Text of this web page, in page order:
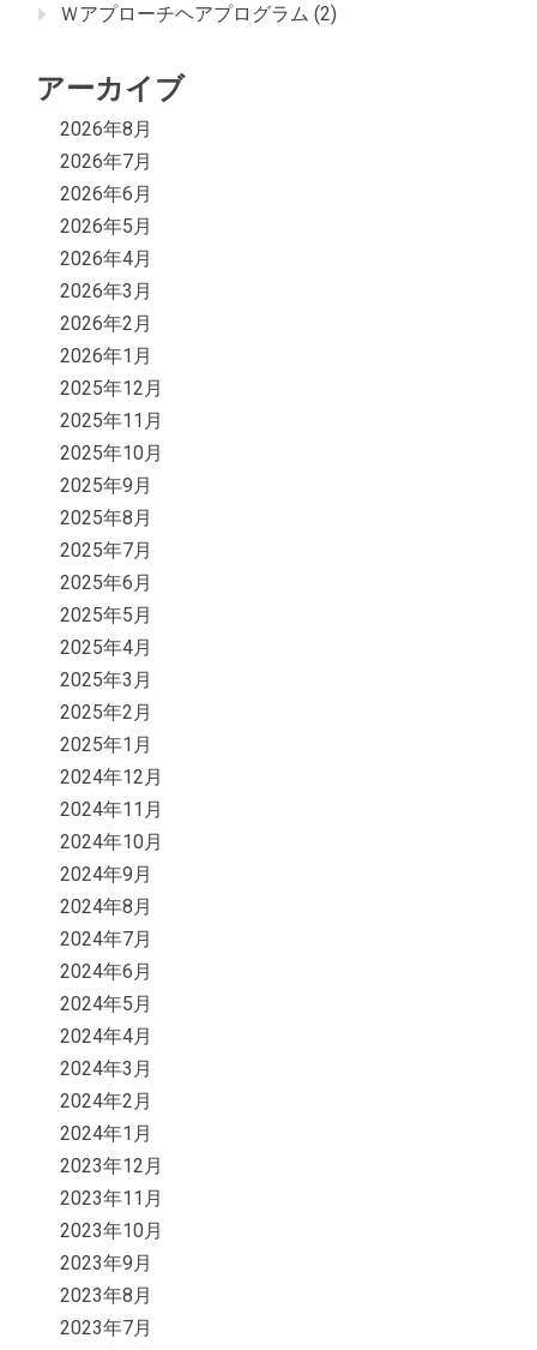
Ｗアプローチヘアプログラム (2)
アーカイブ
2026年8月
2026年7月
2026年6月
2026年5月
2026年4月
2026年3月
2026年2月
2026年1月
2025年12月
2025年11月
2025年10月
2025年9月
2025年8月
2025年7月
2025年6月
2025年5月
2025年4月
2025年3月
2025年2月
2025年1月
2024年12月
2024年11月
2024年10月
2024年9月
2024年8月
2024年7月
2024年6月
2024年5月
2024年4月
2024年3月
2024年2月
2024年1月
2023年12月
2023年11月
2023年10月
2023年9月
2023年8月
2023年7月